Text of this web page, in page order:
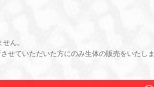
ん。
せていただいた方にのみ生体の販売をいたしま